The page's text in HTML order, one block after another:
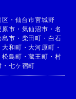
区 ・ 仙台市宮城野
原市 ・ 気仙沼市 ・ 名
島市 ・ 柴田町 ・ 白石
大和町 ・大河原町 ・
松島町 ・蔵王町 ・ 村
・ 七ケ宿町